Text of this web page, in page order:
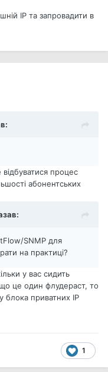
ІР та запровадити в
процес
абонентських
SNMP для
на практиці?
у вас сидить
це один флудераст, то
блока приватних IP
1